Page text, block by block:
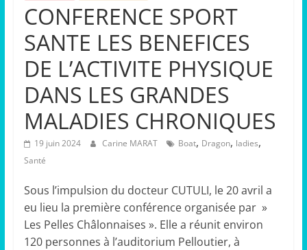
CONFERENCE SPORT
SANTE LES BENEFICES
DE L’ACTIVITE PHYSIQUE
DANS LES GRANDES
MALADIES CHRONIQUES
19 juin 2024 Carine MARAT Boat, Dragon, ladies,
Santé
Sous l’impulsion du docteur CUTULI, le 20 avril a
eu lieu la première conférence organisée par »
Les Pelles Châlonnaises ». Elle a réunit environ
120 personnes à l’auditorium Pelloutier, à